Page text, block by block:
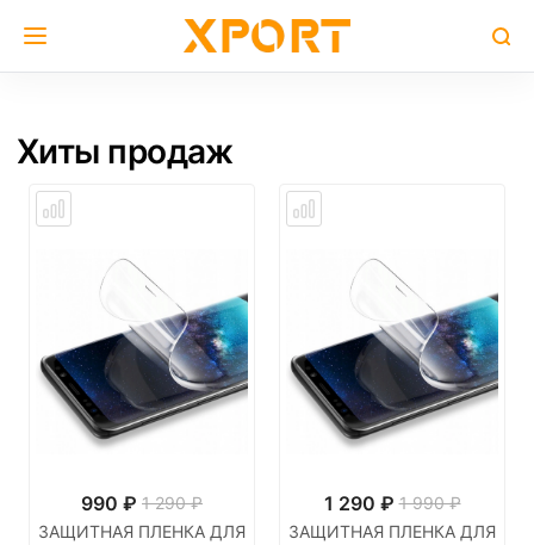
Хиты продаж
990 ₽ 1 290 ₽
ЗАЩИТНАЯ ПЛЕНКА ДЛЯ
1 290 ₽ 1 990 ₽
ЗАЩИТНАЯ ПЛЕНКА ДЛЯ